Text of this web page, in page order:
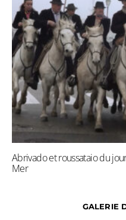
Abrivado et roussataio du
Mer
GALERIE